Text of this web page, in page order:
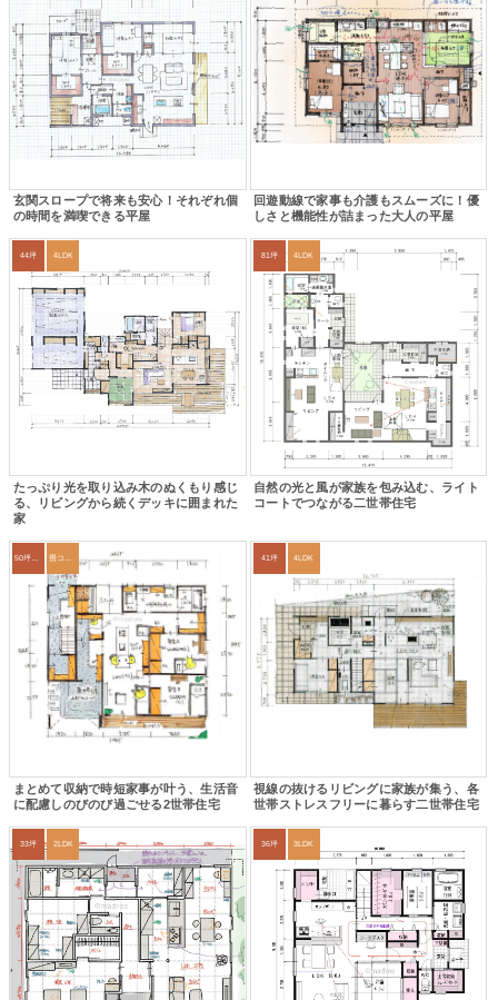
玄関スロープで将来も安心！それぞれ個
の時間を満喫できる平屋
回遊動線で家事も介護もスムーズに！優
しさと機能性が詰まった大人の平屋
44坪 4LDK
たっぷり光を取り込み木のぬくもり感じ
る、リビングから続くデッキに囲まれた
家
81坪 4LDK
自然の光と風が家族を包み込む、ライト
コートでつながる二世帯住宅
まとめて収納で時短家事が叶う、生活音
に配慮しのびのび過ごせる2世帯住宅
41坪 4LDK
視線の抜けるリビングに家族が集う、各
世帯ストレスフリーに暮らす二世帯住宅
33坪 2LDK 36坪 3LDK